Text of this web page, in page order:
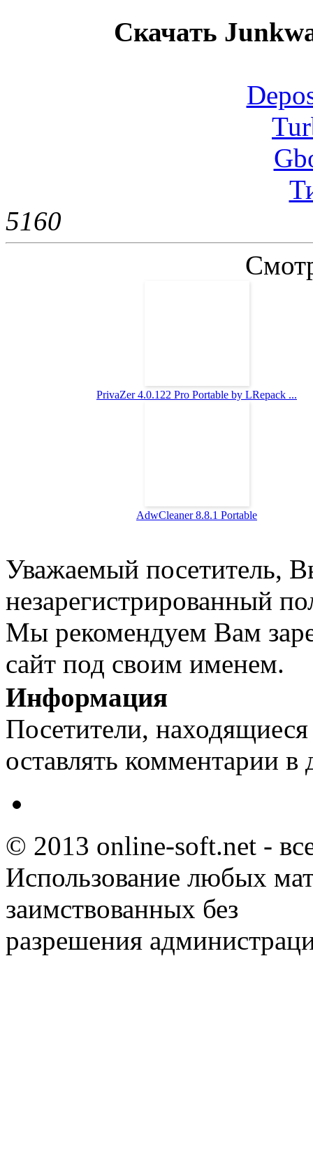
Скачать
5160
PrivaZer 4.0.122 Pro Portable by LRepack ...
AdwCleaner 8.8.1 Portable
Уважаемый посетитель,
незарегистрированный
Мы рекомендуем Вам
сайт под своим именем.
Информация
Посетители,
оставлять комментарии в
© 2013 online-soft.net -
Использование любых
заимствованных без
разрешения